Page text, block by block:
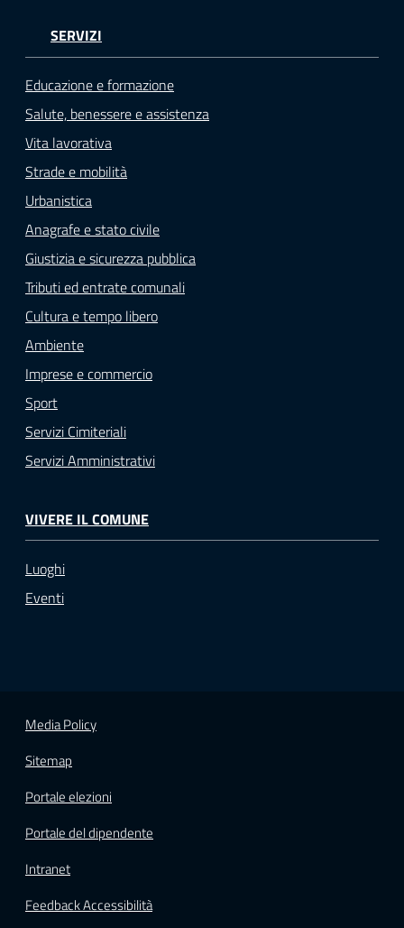
SERVIZI
Educazione e formazione
Salute, benessere e assistenza
Vita lavorativa
Strade e mobilità
Urbanistica
Anagrafe e stato civile
Giustizia e sicurezza pubblica
Tributi ed entrate comunali
Cultura e tempo libero
Ambiente
Imprese e commercio
Sport
Servizi Cimiteriali
Servizi Amministrativi
VIVERE IL COMUNE
Luoghi
Eventi
Media Policy
Sitemap
Portale elezioni
Portale del dipendente
Intranet
Feedback Accessibilità